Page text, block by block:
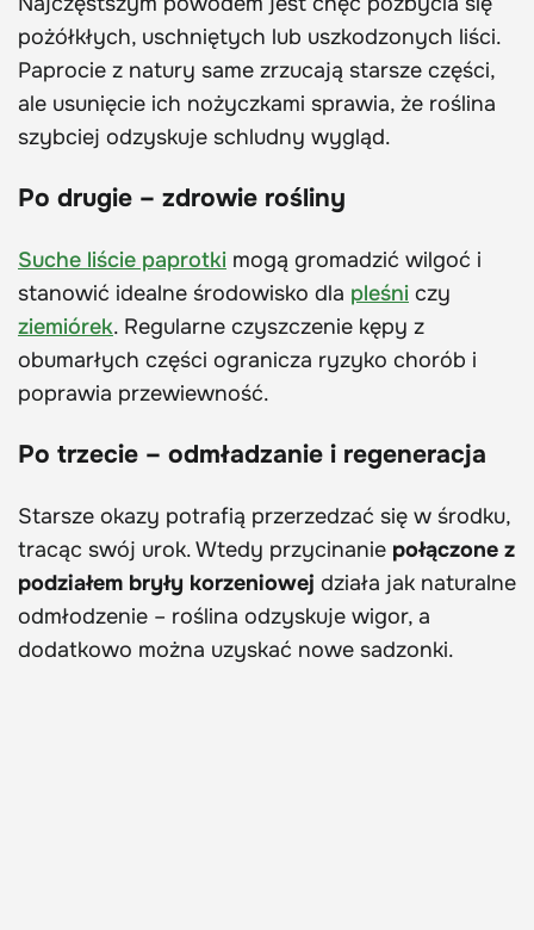
pożółkłych, uschniętych lub uszkodzonych liści.
Paprocie z natury same zrzucają starsze części,
ale usunięcie ich nożyczkami sprawia, że roślina
szybciej odzyskuje schludny wygląd.
Po drugie – zdrowie rośliny
Suche liście paprotki mogą gromadzić wilgoć i
stanowić idealne środowisko dla pleśni czy
ziemiórek. Regularne czyszczenie kępy z
obumarłych części ogranicza ryzyko chorób i
poprawia przewiewność.
Po trzecie – odmładzanie i regeneracja
Starsze okazy potrafią przerzedzać się w środku,
tracąc swój urok. Wtedy przycinanie połączone z
podziałem bryły korzeniowej działa jak naturalne
odmłodzenie – roślina odzyskuje wigor, a
dodatkowo można uzyskać nowe sadzonki.